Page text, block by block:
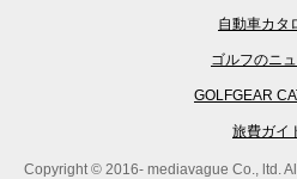
自動車カタ
ゴルフのニ
GOLFGEAR
旅費ガイ
Copyright © 2016- mediavague Co., ltd.